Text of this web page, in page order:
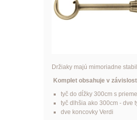
Držiaky majú mimoriadne
Komplet obsahuje v
tyč do dĺžky 300cm s
tyč dlhšia ako 300cm - dve
dve koncovky Verdi